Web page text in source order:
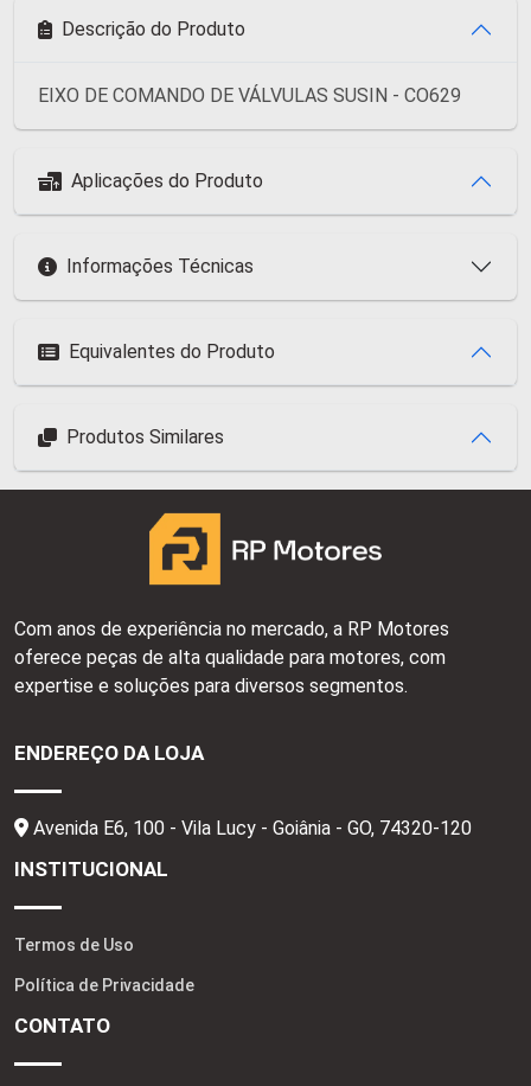
Descrição do Produto
EIXO DE COMANDO DE VÁLVULAS SUSIN - CO629
Aplicações do Produto
Informações Técnicas
Equivalentes do Produto
Produtos Similares
Com anos de experiência no mercado, a RP Motores
oferece peças de alta qualidade para motores, com
expertise e soluções para diversos segmentos.
ENDEREÇO DA LOJA
Avenida E6, 100 - Vila Lucy - Goiânia - GO, 74320-120
INSTITUCIONAL
Termos de Uso
Política de Privacidade
CONTATO